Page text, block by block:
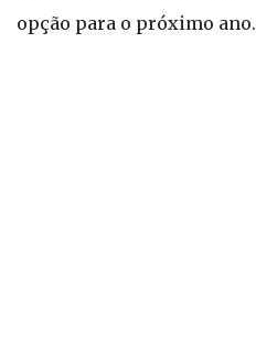
opção para o próximo ano.